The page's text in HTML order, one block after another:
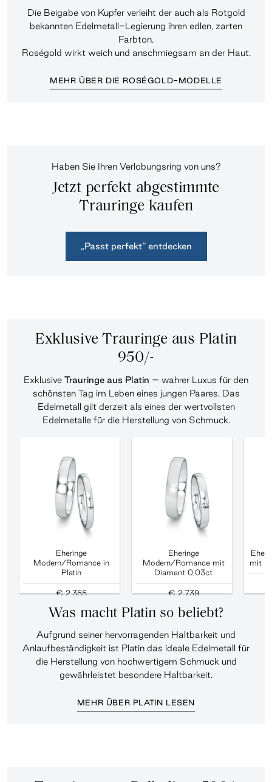
Die Beigabe von Kupfer verleiht der auch als Rotgold
bekannten Edelmetall-Legierung ihren edlen, zarten
Farbton.
Roségold wirkt weich und anschmiegsam an der Haut.
MEHR ÜBER DIE ROSÉGOLD-MODELLE
Haben Sie Ihren Verlobungsring von uns?
Jetzt perfekt abgestimmte
Trauringe kaufen
„Passt perfekt“ entdecken
Exklusive Trauringe aus Platin
950/-
Exklusive Trauringe aus Platin – wahrer Luxus für den
schönsten Tag im Leben eines jungen Paares. Das
Edelmetall gilt derzeit als eines der wertvollsten
Edelmetalle für die Herstellung von Schmuck.
Eheringe
Modern/Romance in
Platin
€ 2.355
Eheringe
Modern/Romance mit
Diamant 0,03ct
€ 2.739
mit
Was macht Platin so beliebt?
Aufgrund seiner hervorragenden Haltbarkeit und
Anlaufbeständigkeit ist Platin das ideale Edelmetall für
die Herstellung von hochwertigem Schmuck und
gewährleistet besondere Haltbarkeit.
MEHR ÜBER PLATIN LESEN